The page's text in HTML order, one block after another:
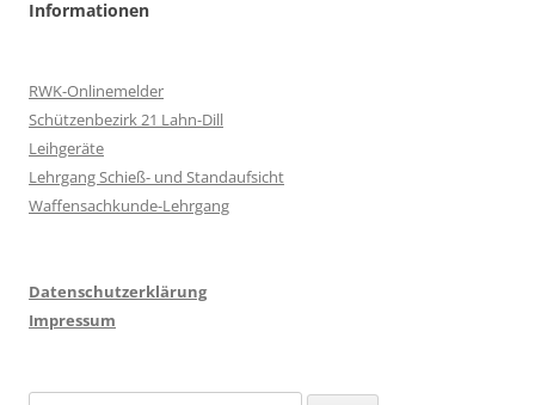
Informationen
RWK-Onlinemelder
Schützenbezirk 21 Lahn-Dill
Leihgeräte
Lehrgang Schieß- und Standaufsicht
Waffensachkunde-Lehrgang
Datenschutzerklärung
Impressum